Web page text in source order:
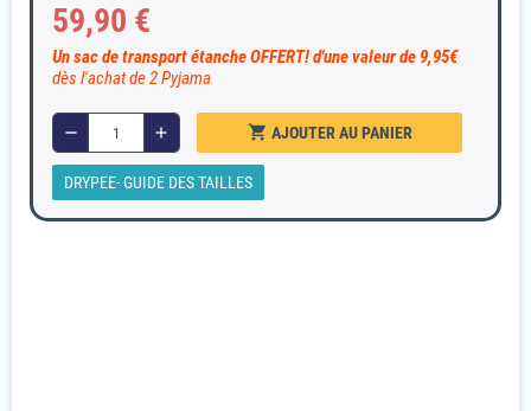
59,90 €
Un sac de transport étanche OFFERT! d'une valeur de 9,95€
dès l'achat de 2 Pyjama
remove add shopping_cart AJOUTER AU PANIER
DRYPEE- GUIDE DES TAILLES